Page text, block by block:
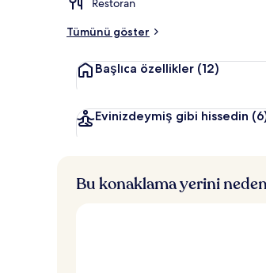
Restoran
Tümünü göster
Başlıca özellikler (12)
Evinizdeymiş gibi hissedin
Bu konaklama yerini